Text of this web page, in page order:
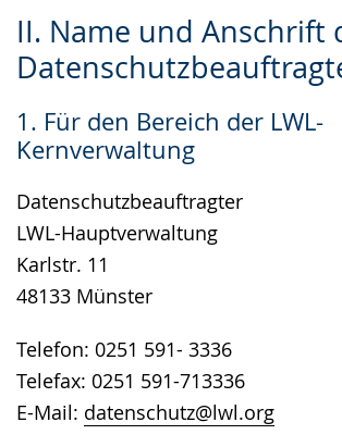
II. Name und Anschrift
1. Für den Bereich der LWL-
Kernverwaltung
Datenschutzbeauftragter
LWL-Hauptverwaltung
Karlstr. 11
48133 Münster
Telefon: 0251 591- 3336
Telefax: 0251 591-713336
E-Mail: datenschutz@lwl.org
Leichten
Sprache
Audio-
Unterstützung.
Video
in
Gebärdensprache
wird
angezeigt.